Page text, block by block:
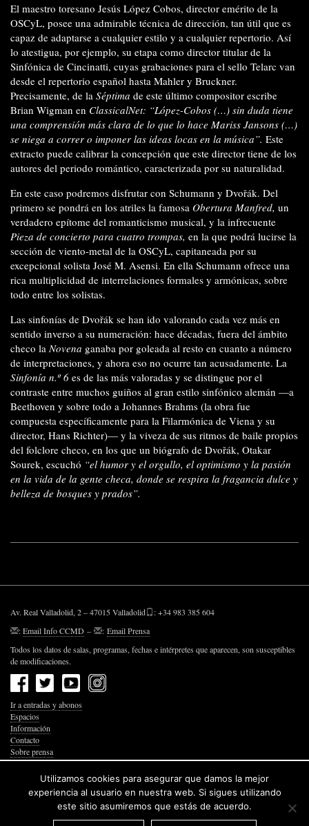
El maestro toresano Jesús López Cobos, director emérito de la
OSCyL, posee una admirable técnica de dirección, tan útil que es
capaz de adaptarse a cualquier estilo y a cualquier repertorio. Así
lo atestigua, por ejemplo, su etapa como director titular de la
Sinfónica de Cincinatti, cuyas grabaciones para el sello Telarc van
desde el repertorio español hasta Mahler y Bruckner.
Precisamente, de la Séptima de este último compositor escribe
Brian Wigman en ClassicalNet: “López-Cobos (…) sin duda tiene
una comprensión más clara de lo que lo hace Mariss Jansons (…)
se niega a correr o imponer las ideas locas en la música”. Este
extracto puede calibrar la concepción que este director tiene de los
autores del periodo romántico, caracterizada por su naturalidad.
En este caso podremos disfrutar con Schumann y Dvořák. Del
primero se pondrá en los atriles la famosa Obertura Manfred, un
verdadero epítome del romanticismo musical, y la infrecuente
Pieza de concierto para cuatro trompas, en la que podrá lucirse la
sección de viento-metal de la OSCyL, capitaneada por su
excepcional solista José M. Asensi. En ella Schumann ofrece una
rica multiplicidad de interrelaciones formales y armónicas, sobre
todo entre los solistas.
Las sinfonías de Dvořák se han ido valorando cada vez más en
sentido inverso a su numeración: hace décadas, fuera del ámbito
checo la Novena ganaba por goleada al resto en cuanto a número
de interpretaciones, y ahora eso no ocurre tan acusadamente. La
Sinfonía n.º 6 es de las más valoradas y se distingue por el
contraste entre muchos guiños al gran estilo sinfónico alemán —a
Beethoven y sobre todo a Johannes Brahms (la obra fue
compuesta específicamente para la Filarmónica de Viena y su
director, Hans Richter)— y la viveza de sus ritmos de baile propios
del folclore checo, en los que un biógrafo de Dvořák, Otakar
Sourek, escuchó “el humor y el orgullo, el optimismo y la pasión
en la vida de la gente checa, donde se respira la fragancia dulce y
belleza de bosques y prados”.
Av. Real Valladolid, 2 – 47015 Valladolid
: +34 983 385 604
:Email Info CCMD – : Email Prensa
Todos los datos de salas, programas, fechas e intérpretes que aparecen, son susceptibles
de modificaciones.
Ir a entradas y abonos
Espacios
Información
Contacto
Sobre prensa
Política de Privacidad
Política de Cookies
Accesibilidad Web
Utilizamos cookies para asegurar que damos la mejor
experiencia al usuario en nuestra web. Si sigues utilizando
este sitio asumiremos que estás de acuerdo.